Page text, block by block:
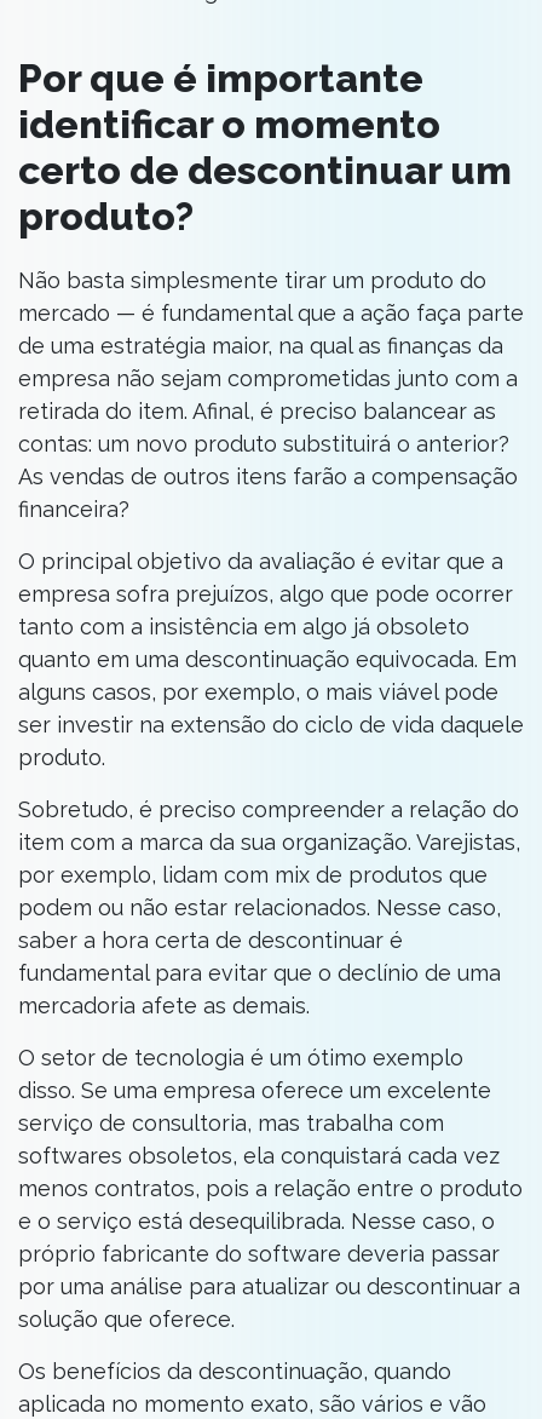
Por que é importante
identificar o momento
certo de descontinuar um
produto?
Não basta simplesmente tirar um produto do
mercado — é fundamental que a ação faça parte
de uma estratégia maior, na qual as finanças da
empresa não sejam comprometidas junto com a
retirada do item. Afinal, é preciso balancear as
contas: um novo produto substituirá o anterior?
As vendas de outros itens farão a compensação
financeira?
O principal objetivo da avaliação é evitar que a
empresa sofra prejuízos, algo que pode ocorrer
tanto com a insistência em algo já obsoleto
quanto em uma descontinuação equivocada. Em
alguns casos, por exemplo, o mais viável pode
ser investir na extensão do ciclo de vida daquele
produto.
Sobretudo, é preciso compreender a relação do
item com a marca da sua organização. Varejistas,
por exemplo, lidam com mix de produtos que
podem ou não estar relacionados. Nesse caso,
saber a hora certa de descontinuar é
fundamental para evitar que o declínio de uma
mercadoria afete as demais.
O setor de tecnologia é um ótimo exemplo
disso. Se uma empresa oferece um excelente
serviço de consultoria, mas trabalha com
softwares obsoletos, ela conquistará cada vez
menos contratos, pois a relação entre o produto
e o serviço está desequilibrada. Nesse caso, o
próprio fabricante do software deveria passar
por uma análise para atualizar ou descontinuar a
solução que oferece.
Os benefícios da descontinuação, quando
aplicada no momento exato, são vários e vão